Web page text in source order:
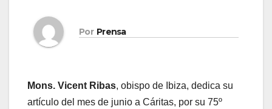
Por Prensa
Mons. Vicent Ribas, obispo de Ibiza, dedica su
artículo del mes de junio a Cáritas, por su 75º